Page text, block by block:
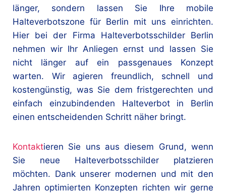
länger, sondern lassen Sie Ihre mobile
Halteverbotszone für Berlin mit uns einrichten.
Hier bei der Firma Halteverbotsschilder Berlin
nehmen wir Ihr Anliegen ernst und lassen Sie
nicht länger auf ein passgenaues Konzept
warten. Wir agieren freundlich, schnell und
kostengünstig, was Sie dem fristgerechten und
einfach einzubindenden Halteverbot in Berlin
einen entscheidenden Schritt näher bringt.
Kontaktieren Sie uns aus diesem Grund, wenn
Sie neue Halteverbotsschilder platzieren
möchten. Dank unserer modernen und mit den
Jahren optimierten Konzepten richten wir gerne